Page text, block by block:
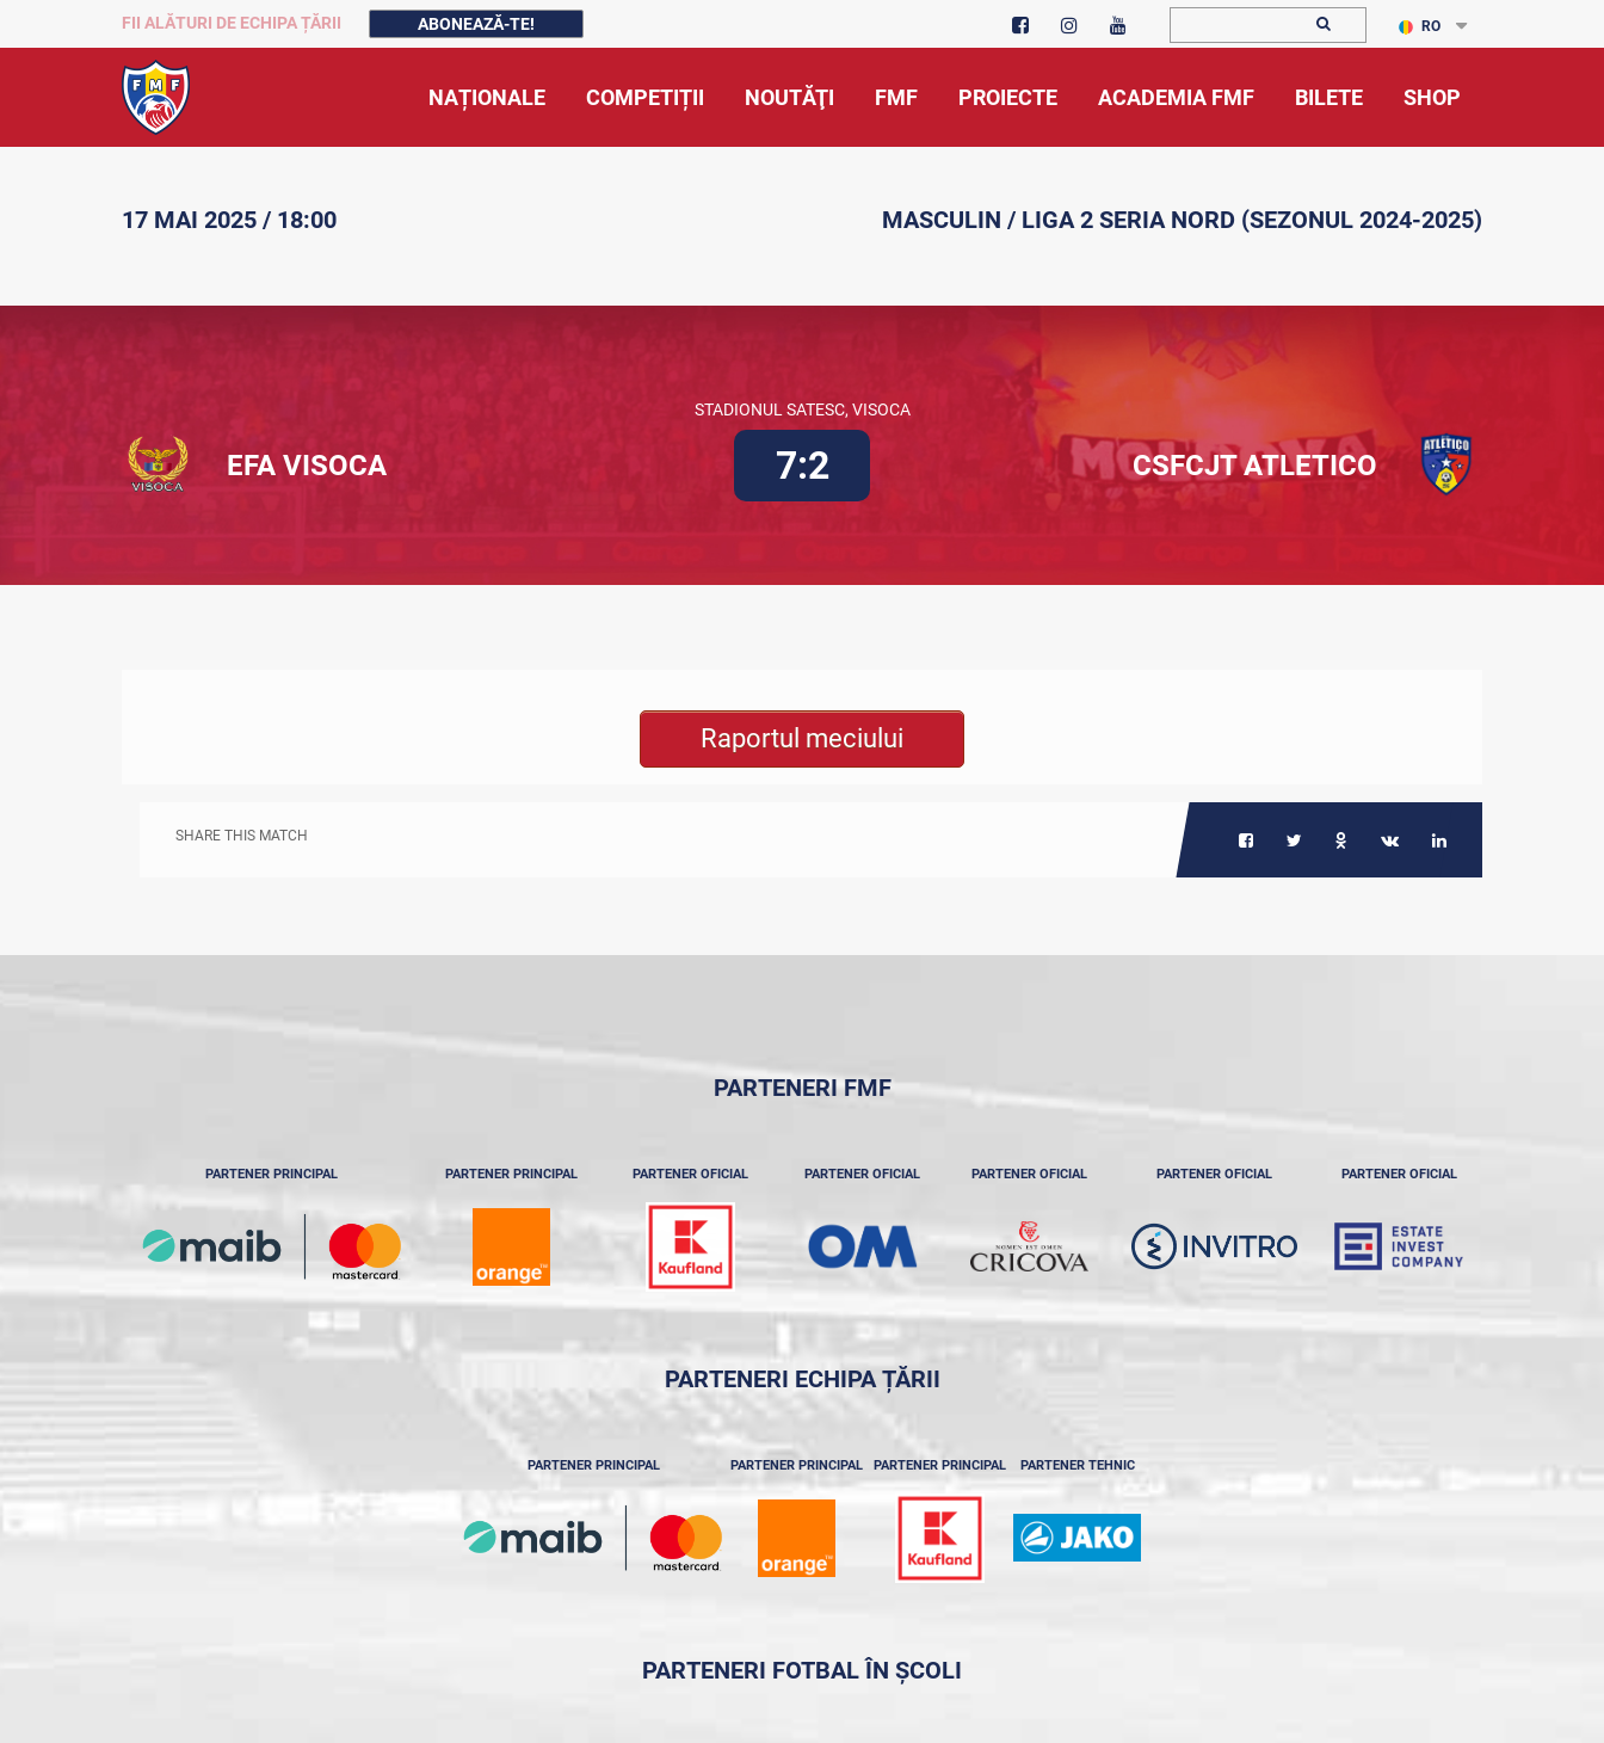
FII ALĂTURI DE ECHIPA ȚĂRII ABONEAZĂ-TE! RO
NAȚIONALE COMPETIȚII NOUTĂŢI FMF PROIECTE ACADEMIA FMF BILETE SHOP
17 MAI 2025 / 18:00 MASCULIN / LIGA 2 SERIA NORD (SEZONUL 2024-2025)
STADIONUL SATESC, VISOCA
EFA VISOCA 7:2 CSFCJT ATLETICO
Raportul meciului
SHARE THIS MATCH
PARTENERI FMF
PARTENER PRINCIPAL PARTENER PRINCIPAL PARTENER OFICIAL PARTENER OFICIAL PARTENER OFICIAL PARTENER OFICIAL PARTENER OFICIAL
PARTENERI ECHIPA ȚĂRII
PARTENER PRINCIPAL PARTENER PRINCIPAL PARTENER PRINCIPAL PARTENER TEHNIC
PARTENERI FOTBAL ÎN ȘCOLI